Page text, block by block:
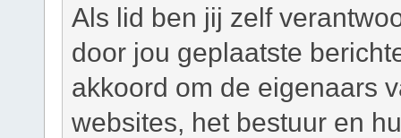
Als lid ben jij zelf
door jou geplaatste
akkoord om de eigenaars
websites, het bestuur en